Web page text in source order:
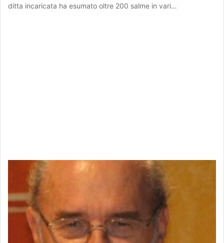
ditta incaricata ha esumato oltre 200 salme in vari…